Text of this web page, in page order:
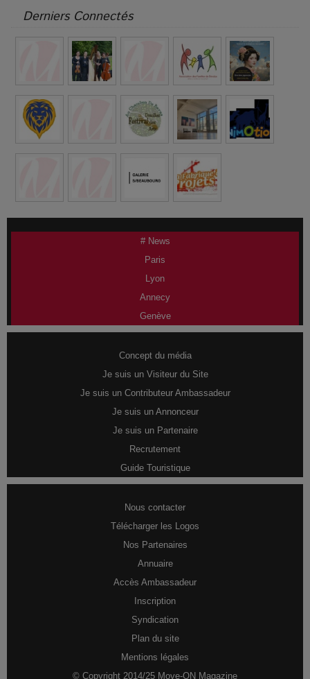
Derniers Connectés
# News
Paris
Lyon
Annecy
Genève
Concept du média
Je suis un Visiteur du Site
Je suis un Contributeur Ambassadeur
Je suis un Annonceur
Je suis un Partenaire
Recrutement
Guide Touristique
Nous contacter
Télécharger les Logos
Nos Partenaires
Annuaire
Accès Ambassadeur
Inscription
Syndication
Plan du site
Mentions légales
© Copyright 2014/25 Move-ON Magazine